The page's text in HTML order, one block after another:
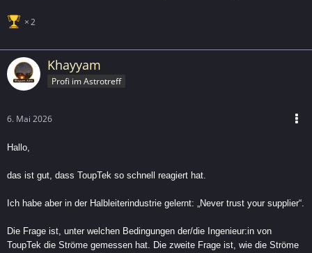
2
Khayyam
Profi im Astrotreff
6. Mai 2026
Hallo,
das ist gut, dass ToupTek so schnell reagiert hat.
Ich habe aber in der Halbleiterindustrie gelernt: „Never trust your supplier“.
Die Frage ist, unter welchen Bedingungen der/die Ingenieur:in von
ToupTek die Ströme gemessen hat. Die zweite Frage ist, wie die Ströme